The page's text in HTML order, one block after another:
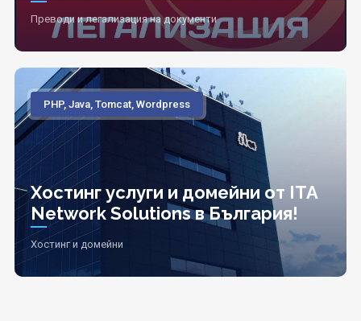
Преводи и легализация на документи
PHP, Java, Tomcat, Wordpress
Хостинг услуги и домейни от ITA
Network Solutions в България!
Хостинг и домейни